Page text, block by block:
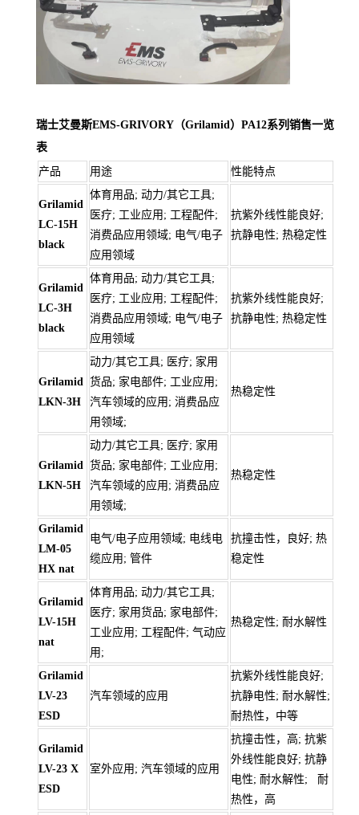
瑞士艾曼斯EMS-GRIVORY（Grilamid）PA12系列销售一览
表
产品
用途 性能特点
Grilamid
LC-15H
black
体育用品; 动力/其它工具;
医疗; 工业应用; 工程配件;
消费品应用领域; 电气/电子
应用领域
抗紫外线性能良好;
抗静电性; 热稳定性
Grilamid
LC-3H
black
体育用品; 动力/其它工具;
医疗; 工业应用; 工程配件;
消费品应用领域; 电气/电子
应用领域
抗紫外线性能良好;
抗静电性; 热稳定性
Grilamid
LKN-3H
动力/其它工具; 医疗; 家用
货品; 家电部件; 工业应用;
汽车领域的应用; 消费品应
用领域;
热稳定性
Grilamid
LKN-5H
动力/其它工具; 医疗; 家用
货品; 家电部件; 工业应用;
汽车领域的应用; 消费品应
用领域;
热稳定性
Grilamid
LM-05
HX nat
电气/电子应用领域; 电线电
缆应用; 管件
抗撞击性，良好; 热
稳定性
Grilamid
LV-15H
nat
体育用品; 动力/其它工具;
医疗; 家用货品; 家电部件;
工业应用; 工程配件; 气动应
用;
热稳定性; 耐水解性
Grilamid
LV-23
ESD
汽车领域的应用
抗紫外线性能良好;
抗静电性; 耐水解性;
耐热性，中等
Grilamid
LV-23 X
ESD
室外应用; 汽车领域的应用
抗撞击性，高; 抗紫
外线性能良好; 抗静
电性; 耐水解性; 耐
热性，高